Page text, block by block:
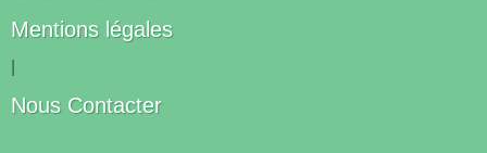
Mentions légales
Nous Contacter